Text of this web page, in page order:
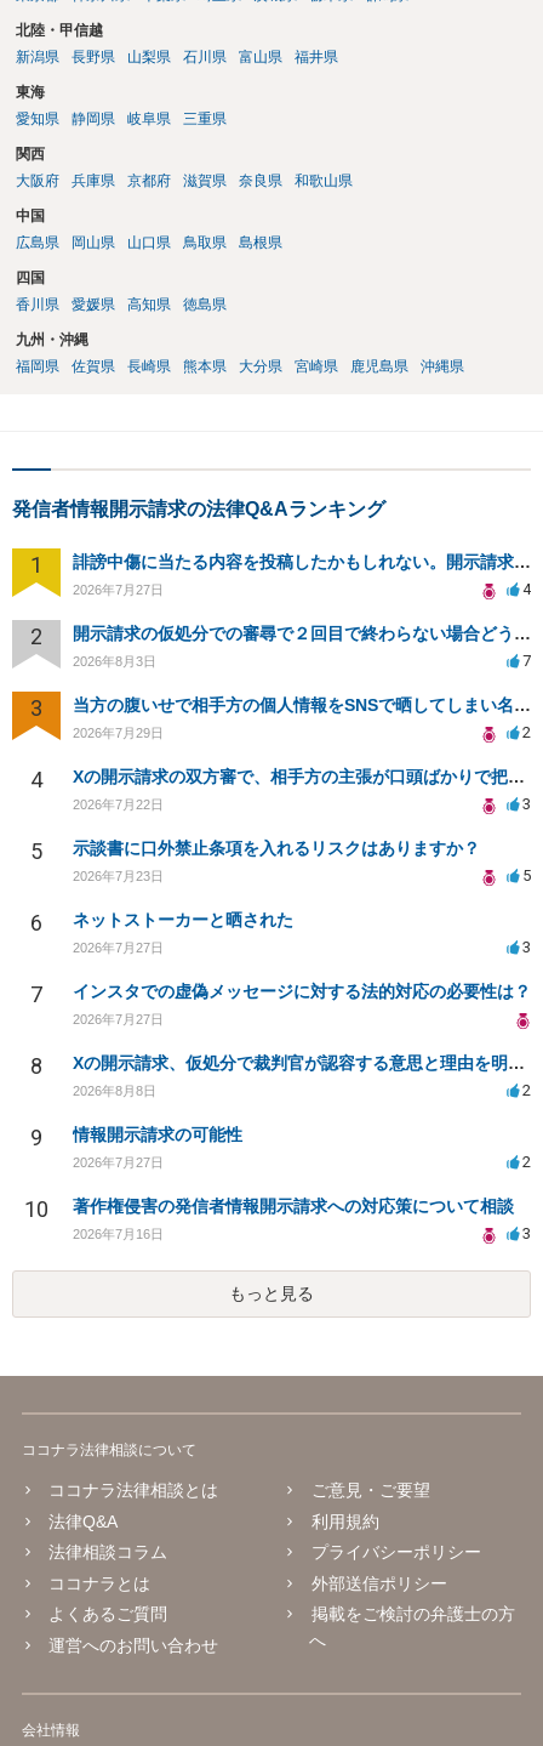
北陸・甲信越
新潟県
長野県 山梨県 石川県 富山県 福井県
東海
愛知県
静岡県 岐阜県 三重県
関西
大阪府
兵庫県 京都府 滋賀県 奈良県 和歌山県
中国
広島県
岡山県 山口県 鳥取県 島根県
四国
香川県
愛媛県 高知県 徳島県
九州・沖縄
福岡県
佐賀県 長崎県 熊本県 大分県 宮崎県 鹿児島県 沖縄県
発信者情報開示請求の法律Q&Aランキング
1 誹謗中傷に当たる内容を投稿したかもしれない。開示請求や民事刑事裁判に発展しうるのか教えて欲しい。
2026年7月27日 4
2 開示請求の仮処分での審尋で２回目で終わらない場合どうしたらいいですか
2026年8月3日 7
3 当方の腹いせで相手方の個人情報をSNSで晒してしまい名誉毀損させてしまったかもしれない
2026年7月29日 2
4 Xの開示請求の双方審で、相手方の主張が口頭ばかりで把握しきれません
2026年7月22日 3
5 示談書に口外禁止条項を入れるリスクはありますか？
2026年7月23日 5
6 ネットストーカーと晒された
2026年7月27日 3
7 インスタでの虚偽メッセージに対する法的対応の必要性は？
2026年7月27日
8 Xの開示請求、仮処分で裁判官が認容する意思と理由を明確化しても、相手側は争って引き延ばしますか
2026年8月8日 2
9 情報開示請求の可能性
2026年7月27日 2
10 著作権侵害の発信者情報開示請求への対応策について相談
2026年7月16日 3
もっと見る
ココナラ法律相談について
ココナラ法律相談とは
法律Q&A
法律相談コラム
ココナラとは
よくあるご質問
運営へのお問い合わせ
ご意見・ご要望
利用規約
プライバシーポリシー
外部送信ポリシー
掲載をご検討の弁護士の方
へ
会社情報